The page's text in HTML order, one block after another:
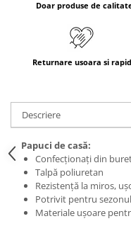
Doar produse de
Returnare usoara si
Descriere
Papuci de casă:
Confecționați din
Talpă poliuretan
Rezistență la miros,
Potrivit pentru
Materiale ușoare